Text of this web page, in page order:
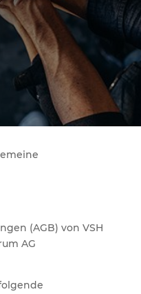
(AGB) von VSH
AG